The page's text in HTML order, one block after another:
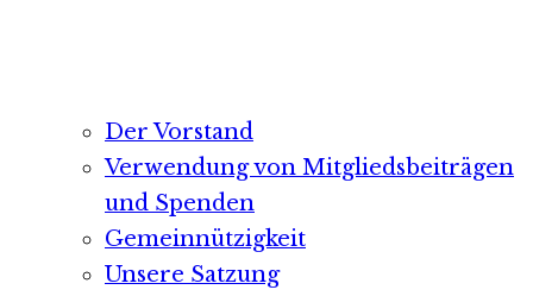
Der Vorstand
Verwendung von Mitgliedsbeiträgen
und Spenden
Gemeinnützigkeit
Unsere Satzung